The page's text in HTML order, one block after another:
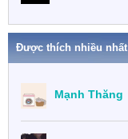
Được thích nhiều nhất
Mạnh Thăng